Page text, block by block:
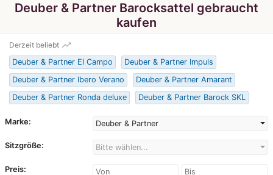
Deuber & Partner Barocksattel gebraucht
kaufen
Derzeit beliebt trending_up
Deuber & Partner El Campo
Deuber & Partner Impuls
Deuber & Partner Ibero Verano
Deuber & Partner Amarant
Deuber & Partner Ronda deluxe
Deuber & Partner Barock SKL
Marke: Deuber & Partner
Sitzgröße: Bitte wählen...
Preis: